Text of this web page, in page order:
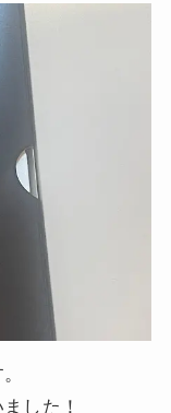
した！